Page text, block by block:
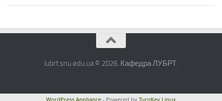
lubrt.snu.edu.ua © 2026. Кафедра ЛУБРТ.
WordPress Appliance - Powered by TurnKey Linux